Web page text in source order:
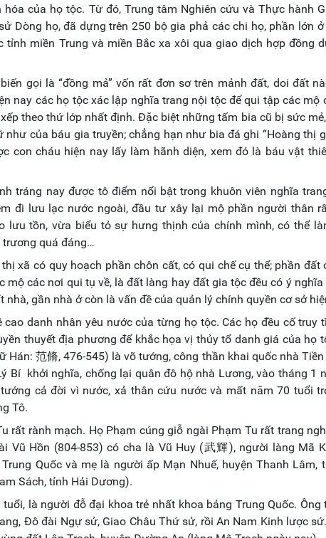
của họ tộc. Từ đó, Trung tâm Nghiên cứu và Thực hành
Dòng họ, đã dựng trên 250 bộ gia phả các chi họ, phần lớn ở
miền Trung và miền Bắc xa xôi qua giao dịch hợp đồng
gọi là “đồng mả” vốn rất đơn sơ trên mảnh đất, doi đất
nay các họ tộc xác lập nghĩa trang nội tộc để qui tập các mộ
theo thứ lớp nhất định. Đặc biệt những tấm bia cũ bị sức
của báu gia truyền; chẳng hạn như bia đá ghi “Hoàng thị
con cháu hiện nay lấy làm hãnh diện, xem đó là báu vật
tráng nay được tô điểm nổi bật trong khuôn viên nghĩa
đi lưu lạc nước ngoài, đầu tư xây lại mộ phần người thân
lưu tồn, vừa biểu tỏ sự hưng thịnh của chính mình, có thể
trương quá đáng…
xã có quy hoạch phần chôn cất, có qui chế cụ thể; phần đất
các nơi qui tụ về, là đất làng hay đất gia tộc đều có ý
gần nhà ở còn là vấn đề của quản lý chính quyền cơ sở
danh nhân yêu nước của từng họ tộc. Các họ đều cố truy
thuyết địa phương để khắc họa vị thủy tổ danh giá của họ
范脩, 476-545) là võ tướng, công thần khai quốc nhà Tiền
Bí khởi nghĩa, chống lại quân đô hộ nhà Lương, vào tháng 1
cả đời vì nước, xả thân cứu nước và mất năm 70 tuổi
Tô.
rất rành mạch. Họ Phạm cúng giỗ ngài Phạm Tu rất trang
Vũ Hồn (804-853) có cha là Vũ Huy (武輝), người làng Mã
Quốc và mẹ là người ấp Mạn Nhuế, huyện Thanh Lâm,
Sách, tỉnh Hải Dương).
là người đỗ đại khoa trẻ nhất khoa bảng Trung Quốc.
Đô đài Ngự sử, Giao Châu Thứ sử, rồi An Nam Kinh lược